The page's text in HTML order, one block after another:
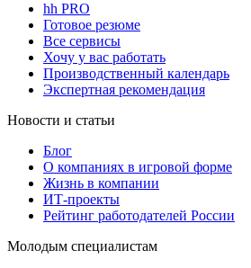
hh PRO
Готовое резюме
Все сервисы
Хочу у вас работать
Производственный календарь
Экспертная рекомендация
Новости и статьи
Блог
О компаниях в игровой форме
Жизнь в компании
ИТ-проекты
Рейтинг работодателей России
Молодым специалистам